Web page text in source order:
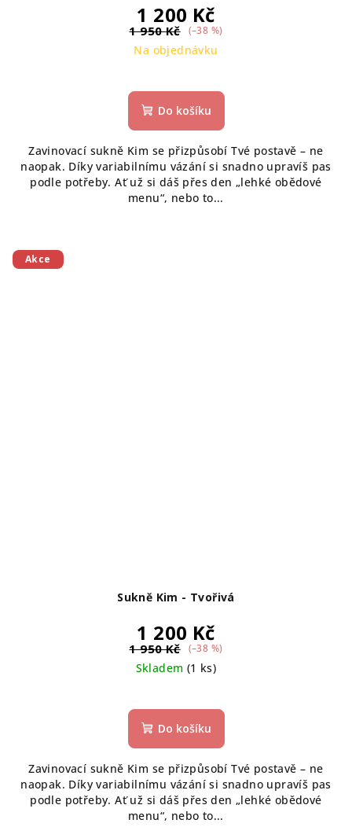
1 200 Kč
1 950 Kč (–38 %)
Na objednávku
Do košíku
Zavinovací sukně Kim se přizpůsobí Tvé postavě – ne
naopak. Díky variabilnímu vázání si snadno upravíš pas
podle potřeby. Ať už si dáš přes den „lehké obědové
menu“, nebo to...
Akce
Sukně Kim - Tvořivá
1 200 Kč
1 950 Kč (–38 %)
Skladem (1 ks)
hodnocení
produktu
z
5
hvězdiček.
Do košíku
Zavinovací sukně Kim se přizpůsobí Tvé postavě – ne
naopak. Díky variabilnímu vázání si snadno upravíš pas
podle potřeby. Ať už si dáš přes den „lehké obědové
menu“, nebo to...